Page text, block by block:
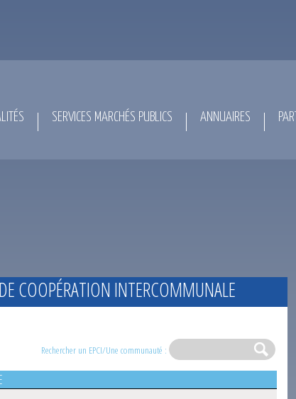
SERVICES MARCHÉS PUBLICS ANNUAIRES
COOPÉRATION INTERCOMMUNALE
Rechercher un EPCI/Une communauté :